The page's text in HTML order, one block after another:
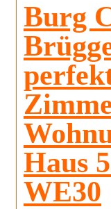
Burg
Haus
WE30